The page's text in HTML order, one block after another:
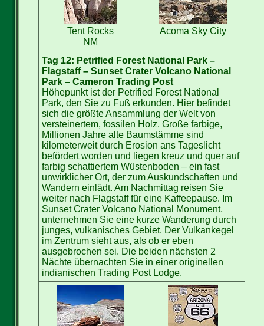
Tent Rocks
NM
Acoma Sky City
Tag 12: Petrified Forest National Park –
Flagstaff – Sunset Crater Volcano National
Park – Cameron Trading Post
Höhepunkt ist der Petrified Forest National
Park, den Sie zu Fuß erkunden. Hier befindet
sich die größte Ansammlung der Welt von
versteinertem, fossilen Holz. Große farbige,
Millionen Jahre alte Baumstämme sind
kilometerweit durch Erosion ans Tageslicht
befördert worden und liegen kreuz und quer auf
farbig schattiertem Wüstenboden – ein fast
unwirklicher Ort, der zum Auskundschaften und
Wandern einlädt. Am Nachmittag reisen Sie
weiter nach Flagstaff für eine Kaffeepause. Im
Sunset Crater Volcano National Monument,
unternehmen Sie eine kurze Wanderung durch
junges, vulkanisches Gebiet. Der Vulkankegel
im Zentrum sieht aus, als ob er eben
ausgebrochen sei. Die beiden nächsten 2
Nächte übernachten Sie in einer originellen
indianischen Trading Post Lodge.